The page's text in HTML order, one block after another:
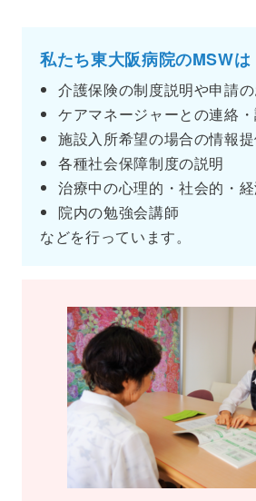
私たち東大阪病院のMSWは
介護保険の制度説明や申請
ケアマネージャーとの連絡
施設入所希望の場合の情報
各種社会保障制度の説明
治療中の心理的・社会的・
院内の勉強会講師
などを行っています。